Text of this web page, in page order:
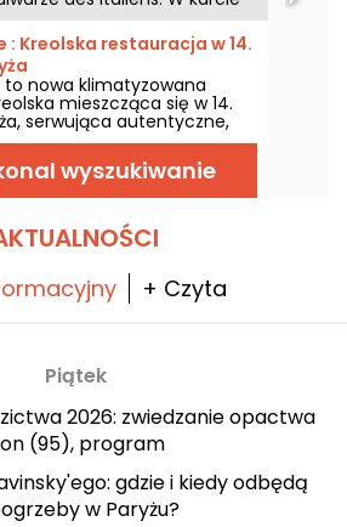
która przywołuje
Włoch, przy tym pozostając
cenach.
: Kreolska restauracja w 14.
to nowa klimatyzowana
mieszcząca się w 14.
serwująca autentyczne,
o smakach Antyli i Réunion.
w tygodniu od 7:00 do 23:30 z
obsługą, miejsce oferuje także
brunch w każdą
w każdy piątek i sobotę
wyszukiwanie
+ Czyta
Piątek
2026: zwiedzanie opactwa
(95), program
gdzie i kiedy odbędą
w Paryżu?